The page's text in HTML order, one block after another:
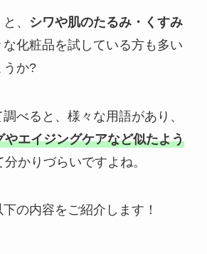
、
シワや肌のたるみ・くすみ
化粧品を試している方も多い
うか?
べると、様々な用語があり、
やエイジングケアなど似たよう
かりづらいですよね。
の内容をご紹介します！